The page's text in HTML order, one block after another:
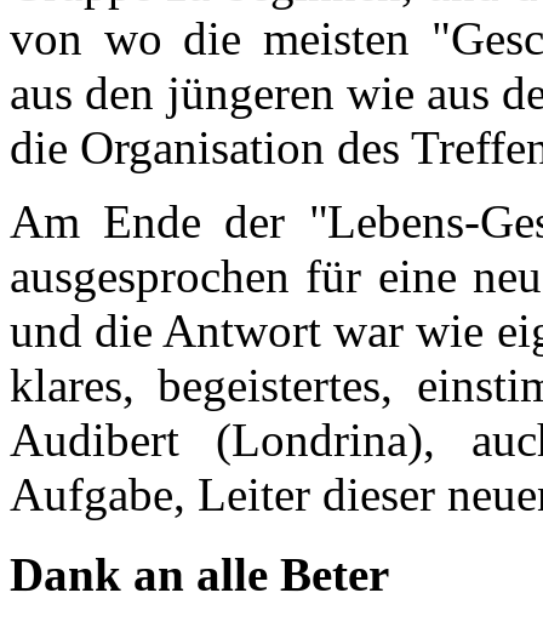
von wo die meisten
aus den jüngeren wie aus
die Organisation des
Am Ende der "Lebens-
ausgesprochen für eine
und die Antwort war wie
klares, begeistertes,
Audibert (Londrina),
Aufgabe, Leiter dieser
Dank an alle Beter